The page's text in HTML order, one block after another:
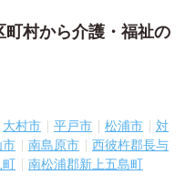
村から介護・福祉の
大村市 平戸市 松浦市
対
市 南島原市
西彼杵郡長与
町 南松浦郡新上五島町